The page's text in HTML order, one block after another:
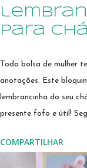
para
Toda bolsa de mulher
anotações. Este
lembrancinha do seu
presente fofo e útil!
preferir, mande um
WhatsApp 21
COMPARTILHAR